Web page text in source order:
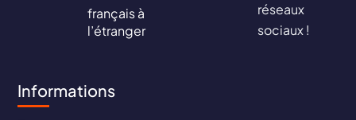
français à
l’étranger
réseaux
sociaux !
Informations